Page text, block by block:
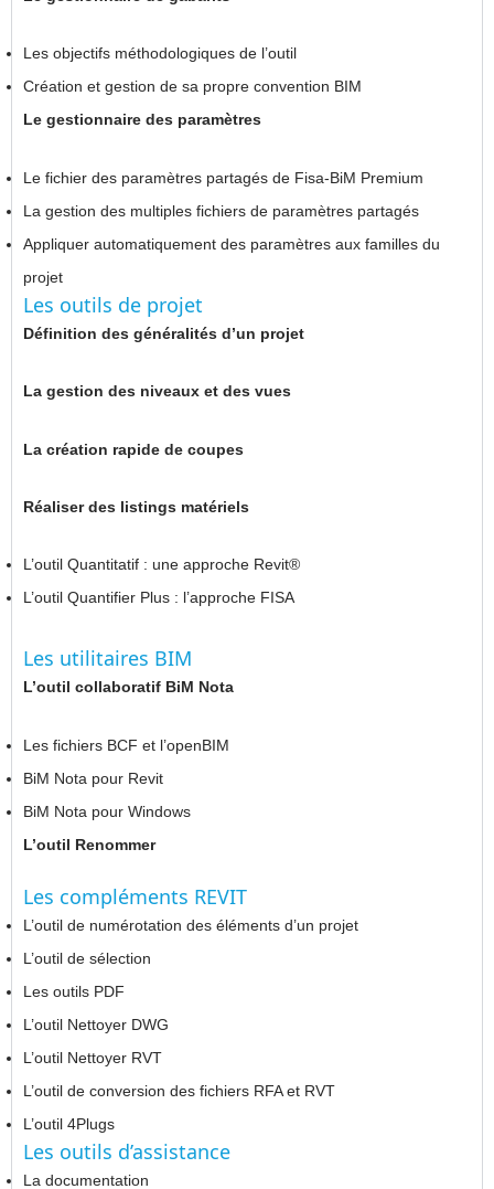
Les objectifs méthodologiques de l’outil
Création et gestion de sa propre convention BIM
Le gestionnaire des paramètres
Le fichier des paramètres partagés de Fisa-BiM Premium
La gestion des multiples fichiers de paramètres partagés
Appliquer automatiquement des paramètres aux familles du
projet
Les outils de projet
Définition des généralités d’un projet
La gestion des niveaux et des vues
La création rapide de coupes
Réaliser des listings matériels
L’outil Quantitatif : une approche Revit®
L’outil Quantifier Plus : l’approche FISA
Les utilitaires BIM
L’outil collaboratif BiM Nota
Les fichiers BCF et l’openBIM
BiM Nota pour Revit
BiM Nota pour Windows
L’outil Renommer
Les compléments REVIT
L’outil de numérotation des éléments d’un projet
L’outil de sélection
Les outils PDF
L’outil Nettoyer DWG
L’outil Nettoyer RVT
L’outil de conversion des fichiers RFA et RVT
L’outil 4Plugs
Les outils d’assistance
La documentation